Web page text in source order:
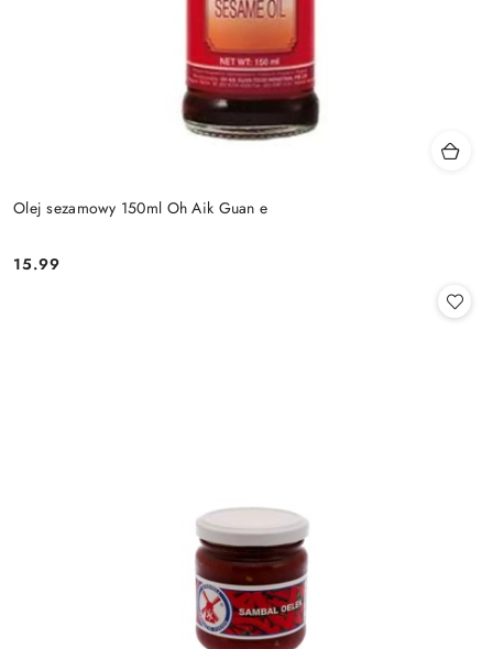
Olej sezamowy 150ml Oh Aik Guan e
Cena:
15.99